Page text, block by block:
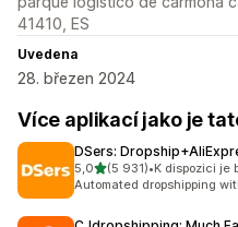
41410, ES
Uvedena
28. březen 2024
Více aplikací jako je
DSers:
5,0z 5 hvězd
(5 931)
Celkový počet recenzí: 5931
•K dispozici je
Automated dropshipping